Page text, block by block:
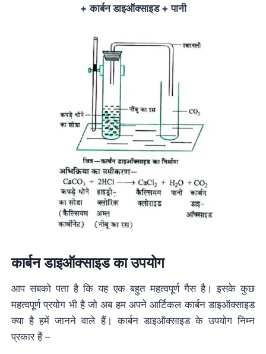
+ कार्बन डाइऑक्साइड + पानी
कार्बन डाइऑक्साइड का उपयोग
आप सबको पता है कि यह एक बहुत महत्वपूर्ण गैस है। इसके कुछ
महत्वपूर्ण प्रयोग भी है जो अब हम अपने आर्टिकल कार्बन डाइऑक्साइड
क्या है हमें जानने वाले हैं। कार्बन डाइऑक्साइड के उपयोग निम्न
प्रकार हैं –